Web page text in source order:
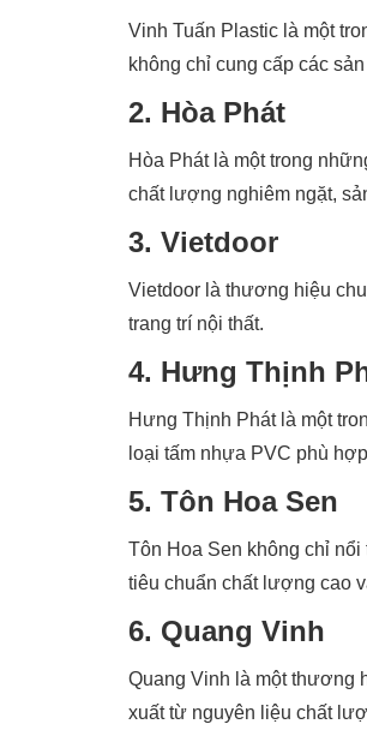
Vinh Tuấn Plastic là một
không chỉ cung cấp các
2. Hòa Phát
Hòa Phát là một trong
chất lượng nghiêm ngặt,
3. Vietdoor
Vietdoor là thương hiệu
trang trí nội thất.
4. Hưng Thịnh
Hưng Thịnh Phát là một
loại tấm nhựa PVC phù
5. Tôn Hoa Sen
Tôn Hoa Sen không chỉ
tiêu chuẩn chất lượng cao
6. Quang Vinh
Quang Vinh là một thương
xuất từ nguyên liệu chất